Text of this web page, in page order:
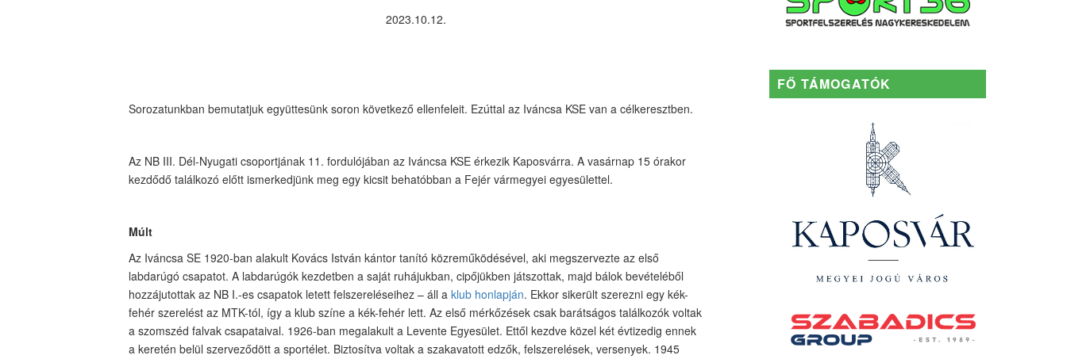
2023.10.12.
Sorozatunkban bemutatjuk együttesünk soron következő ellenfeleit. Ezúttal az Iváncsa KSE van a célkeresztben.
Az NB III. Dél-Nyugati csoportjának 11. fordulójában az Iváncsa KSE érkezik Kaposvárra. A vasárnap 15 órakor
kezdődő találkozó előtt ismerkedjünk meg egy kicsit behatóbban a Fejér vármegyei egyesülettel.
Múlt
Az Iváncsa SE 1920-ban alakult Kovács István kántor tanító közreműködésével, aki megszervezte az első
labdarúgó csapatot. A labdarúgók kezdetben a saját ruhájukban, cipőjükben játszottak, majd bálok bevételéből
hozzájutottak az NB I.-es csapatok letett felszereléseihez – áll a klub honlapján. Ekkor sikerült szerezni egy kék-
fehér szerelést az MTK-tól, így a klub színe a kék-fehér lett. Az első mérkőzések csak barátságos találkozók voltak
a szomszéd falvak csapataival. 1926-ban megalakult a Levente Egyesület. Ettől kezdve közel két évtizedig ennek
a keretén belül szerveződött a sportélet. Biztosítva voltak a szakavatott edzők, felszerelések, versenyek. 1945
FŐ TÁMOGATÓK